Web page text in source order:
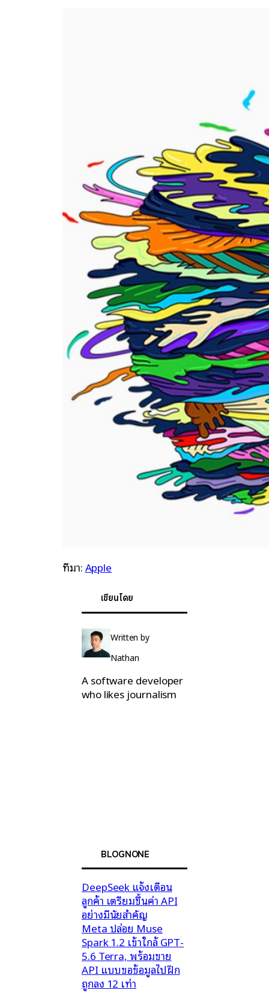
ที่มา:Apple
เขียนโดย
Written by
Nathan
A software developer
who likes journalism
BLOGNONE
DeepSeek แจ้งเตือน
ลูกค้า เตรียมขึ้นค่า API
อย่างมีนัยสำคัญ
Meta ปล่อย Muse
Spark 1.2 เข้าใกล้ GPT-
5.6 Terra, พร้อมขาย
API แบบขอข้อมูลไปฝึก
ถูกลง 12 เท่า